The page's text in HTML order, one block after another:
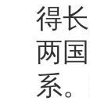
得
两
系